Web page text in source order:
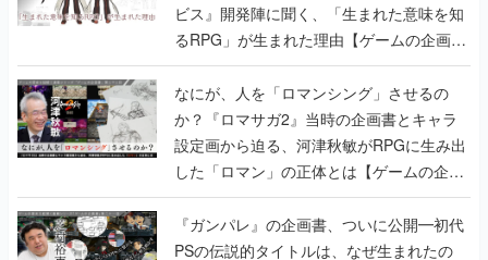
ビス』開発陣に聞く、「生まれた意味を知
るRPG」が生まれた理由【ゲームの企画
書】
なにが、人を「ロマンシング」させるの
か？『ロマサガ2』当時の企画書とキャラ
設定画から迫る、河津秋敏がRPGに生み出
した「ロマン」の正体とは【ゲームの企画
書】
『ガンパレ』の企画書、ついに公開━初代
PSの伝説的タイトルは、なぜ生まれたの